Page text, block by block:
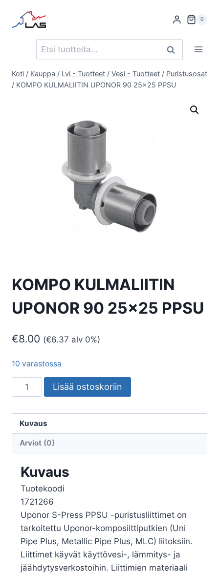
sisältöön
0
Etsi: Haku
Koti / Kauppa / Lvi - Tuotteet / Vesi - Tuotteet / Puristusosat
/ KOMPO KULMALIITIN UPONOR 90 25×25 PPSU
KOMPO KULMALIITIN
UPONOR 90 25×25 PPSU
€8.00 (€6.37 alv 0%)
10 varastossa
KOMPO
KULMALIITIN
90
25x25
Lisää ostoskoriin
Kuvaus
Arviot (0)
Kuvaus
Tuotekoodi
1721266
Uponor S-Press PPSU -puristusliittimet on
tarkoitettu Uponor-komposiittiputkien (Uni
Pipe Plus, Metallic Pipe Plus, MLC) liitoksiin.
Liittimet käyvät käyttövesi-, lämmitys- ja
jäähdytysverkostoihin. Liittimien materiaali